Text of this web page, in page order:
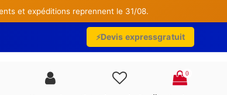
et expéditions reprennent le 31/08.
Devis expressgratuit
0